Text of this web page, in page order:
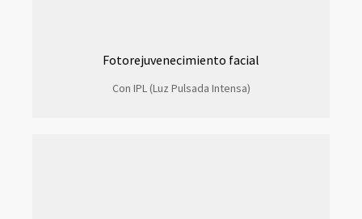
Fotorejuvenecimiento facial
Con IPL (Luz Pulsada Intensa)